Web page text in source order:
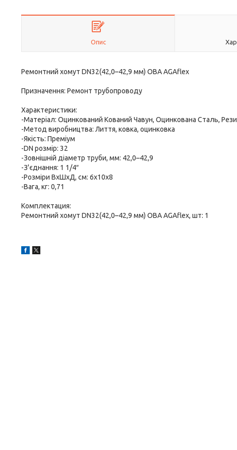
Опис
Ремонтний хомут DN32(42,0–42,9 мм) OBA AGAflex
Призначення: Ремонт трубопроводу
Характеристики:
-Матеріал: Оцинкований Кований Чавун, Оцинкована Сталь,
-Метод виробництва: Лиття, ковка, оцинковка
-Якість: Преміум
-DN розмір: 32
-Зовнішній діаметр труби, мм: 42,0–42,9
-З'єднання: 1 1/4″
-Розміри ВхШхД, см: 6x10x8
-Вага, кг: 0,71
Комплектация:
Ремонтний хомут DN32(42,0–42,9 мм) OBA AGAflex, шт: 1